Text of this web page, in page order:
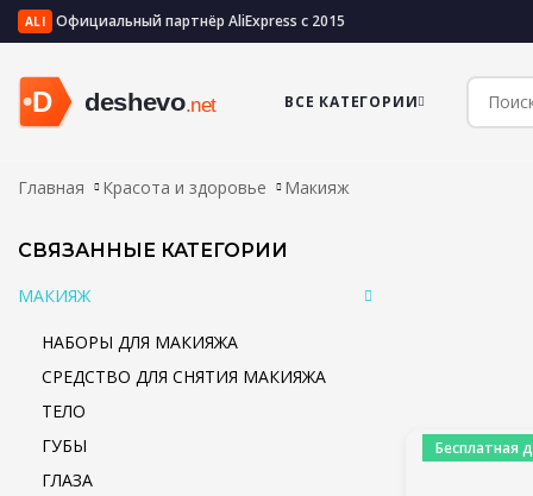
ALI Официальный партнёр AliExpress с 2015
ВСЕ КАТЕГОРИИ
Главная Красота и здоровье Макияж
СВЯЗАННЫЕ КАТЕГОРИИ
МАКИЯЖ
НАБОРЫ ДЛЯ МАКИЯЖА
СРЕДСТВО ДЛЯ СНЯТИЯ МАКИЯЖА
ТЕЛО
ГУБЫ
ГЛАЗА
Бесплатная